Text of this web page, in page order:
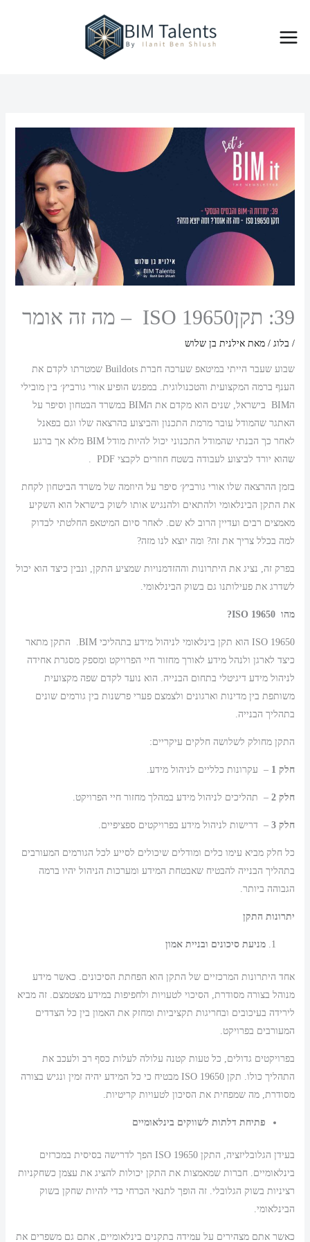
Menu
39: תקןISO 19650 – מה זה אומר
/ בלוג/ מאת אילנית בן שלוש
שבוע שעבר הייתי במיטאפ שערכה חברת Buildots שמטרתו לקדם את
הענף ברמה המקצועית והטכנולוגית. במפגש הופיע אורי גורביץ׳ בין מובילי
הBIM בישראל, שנים הוא מקדם את הBIM במשרד הבטחון וסיפר על
האתגר שהמודל עובר מרמת התכנון והביצוע בהרצאה שלו וגם בפאנל
לאחר כך הבנתי שהמודל התכנוני יכול להיות מודל BIM מלא אך ברגע
שהוא יורד לביצוע לעבודה בשטח חוזרים לקבצי PDF .
בזמן ההרצאה שלו אורי גורביץ׳ סיפר על היוזמה של משרד הביטחון לקחת
את התקן הבינלאומי ולהתאים ולהנגיש אותו לשוק בישראל הוא השקיע
מאמצים רבים ועדיין הרוב לא שם. לאחר סיום המיטאפ החלטתי לבדוק
למה בכלל צריך את זה? ומה יוצא לנו מזה?
בפרק זה, נציג את היתרונות וההזדמנויות שמציע התקן, ונבין כיצד הוא יכול
לשדרג את פעילותנו גם בשוק הבינלאומי.
מהו ISO 19650
?
ISO 19650 הוא תקן בינלאומי לניהול מידע בתהליכי BIM. התקן מתאר
כיצד לארגן ולנהל מידע לאורך מחזור חיי הפרויקט ומספק מסגרת אחידה
לניהול מידע דיגיטלי בתחום הבנייה. הוא נועד לקדם שפה מקצועית
משותפת בין מדינות וארגונים ולצמצם פערי פרשנות בין גורמים שונים
בתהליך הבנייה.
התקן מחולק לשלושה חלקים עיקריים:
חלק 1 – עקרונות כלליים לניהול מידע.
חלק 2 – תהליכים לניהול מידע במהלך מחזור חיי הפרויקט.
חלק 3 – דרישות לניהול מידע בפרויקטים ספציפיים.
כל חלק מביא עימו כלים ומודלים שיכולים לסייע לכל הגורמים המעורבים
בתהליך הבנייה להבטיח שאבטחת המידע ומערכות הניהול יהיו ברמה
הגבוהה ביותר.
יתרונות התקן
מניעת סיכונים ובניית אמון
אחד היתרונות המרכזיים של התקן הוא הפחתת הסיכונים. כאשר מידע
מנוהל בצורה מסודרת, הסיכוי לטעויות ולחפיפות במידע מצטמצם. זה מביא
לירידה בעיכובים ובחריגות תקציביות ומחזק את האמון בין כל הצדדים
המעורבים בפרויקט.
בפרויקטים גדולים, כל טעות קטנה עלולה לעלות כסף רב ולעכב את
התהליך כולו. תקן ISO 19650 מבטיח כי כל המידע יהיה זמין ונגיש בצורה
מסודרת, מה שמפחית את הסיכון לטעויות קריטיות.
פתיחת דלתות לשווקים בינלאומיים
בעידן הגלובליזציה, התקן ISO 19650 הפך לדרישה בסיסית במכרזים
בינלאומיים. חברות שמאמצות את התקן יכולות להציג את עצמן כשחקניות
רציניות בשוק הגלובלי. זה הופך לתנאי הכרחי כדי להיות שחקן בשוק
הבינלאומי.
כאשר אתם מצהירים על עמידה בתקנים בינלאומיים, אתם גם משפרים את